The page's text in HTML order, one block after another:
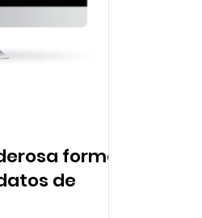
forma
de